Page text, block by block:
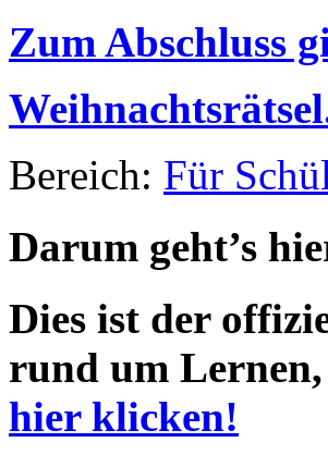
Zum Abschluss
Bereich: Für
Darum geht’s
Dies ist der
rund um
hier klicken!